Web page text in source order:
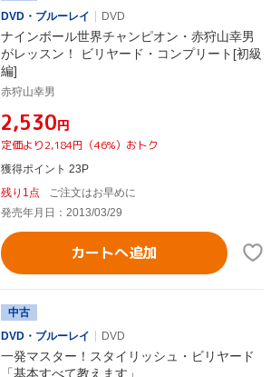
DVD・ブルーレイ
DVD
ナインボール世界チャンピオン・赤狩山幸男
がレッスン！ ビリヤード・コンプリート[初級
編]
赤狩山幸男
¥2,530円
定価より2,184円（46%）おトク
獲得ポイント 23P
残り1点
ご注文はお早めに
発売年月日：2013/03/29
カートへ追加
中古
DVD・ブルーレイ
DVD
一発マスター！スタイリッシュ・ビリヤード
「基本すべて教えます」